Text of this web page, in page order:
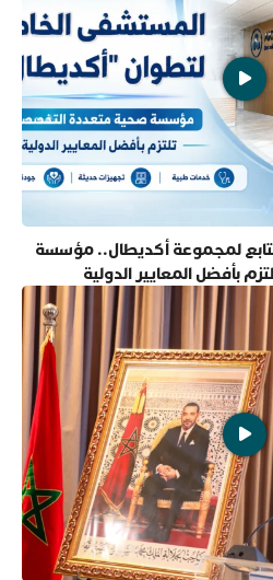
لمجموعة أكديطال.. مؤسسة
بأفضل المعايير الدولية